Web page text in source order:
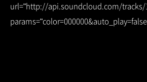
url="http://api.soundcloud.com/tracks/